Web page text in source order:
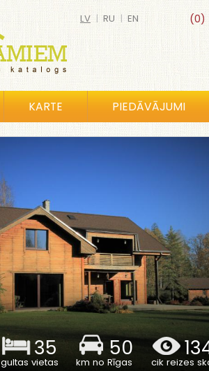
(0)
LV | RU | EN
KARTE PIEDĀVĀJUMI
35
gultas vietas
50
km no Rīgas cik reizes